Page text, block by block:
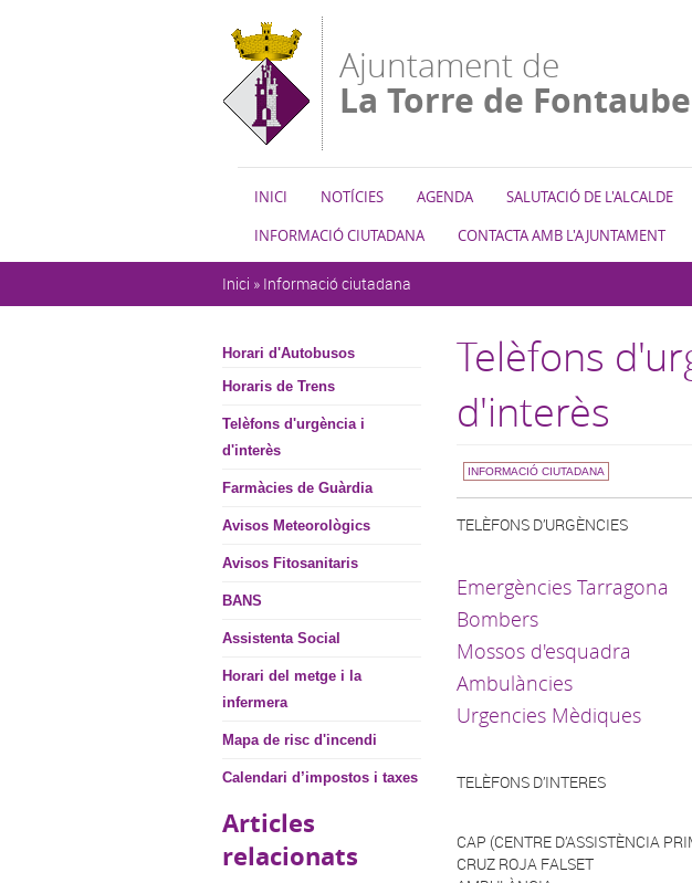
Ajuntament de
La Torre de
INICI NOTÍCIES AGENDA SALUTACIÓ DE L'ALCALDE
INFORMACIÓ CIUTADANA
CONTACTA AMB L'AJUNTAMENT
Inici » Informació ciutadana
Horari d'Autobusos
Horaris de Trens
Telèfons d'urgència i
d'interès
Farmàcies de Guàrdia
Avisos Meteorològics
Avisos Fitosanitaris
BANS
Assistenta Social
Horari del metge i la
infermera
Mapa de risc d'incendi
Calendari d’impostos i taxes
Articles
relacionats
Telèfons
d'interès
INFORMACIÓ CIUTADANA
TELÈFONS D’URGÈNCIES
Emergències Tarragona
Bombers
Mossos d'esquadra
Ambulàncies
Urgencies Mèdiques
TELÈFONS D’INTERES
CAP (CENTRE D’ASSISTÈNCIA
CRUZ ROJA FALSET